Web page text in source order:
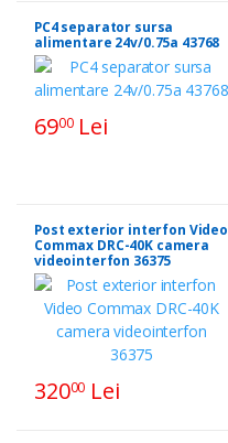
PC4 separator sursa
alimentare 24v/0.75a 43768
6900Lei
Post exterior interfon Video
Commax DRC-40K camera
videointerfon 36375
32000 Lei